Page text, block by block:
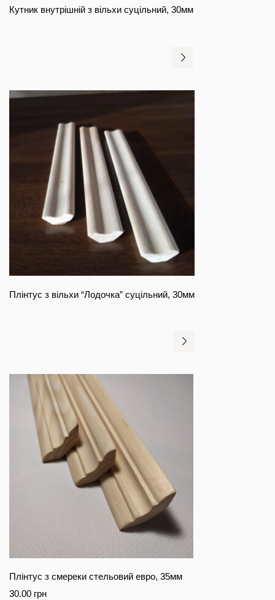
Кутник внутрішній з вільхи суцільний, 30мм
Плінтус з вільхи “Лодочка” суцільний, 30мм
Плінтус з смереки стельовий евро, 35мм
30.00 грн